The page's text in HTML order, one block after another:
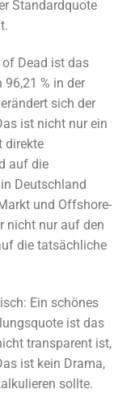
Standardquote
Dead ist das
96,21 % in der
sich der
ist nicht nur ein
direkte
auf die
Deutschland
und Offshore-
nicht nur auf den
die tatsächliche
Ein schönes
ist das
transparent ist,
ist kein Drama,
sollte.